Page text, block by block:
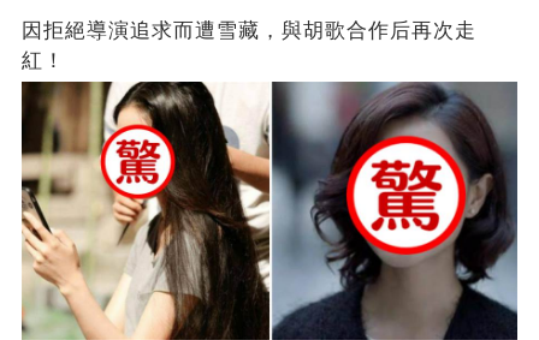
因拒絕導演追求而遭雪藏，與胡歌合作后再次走
紅！